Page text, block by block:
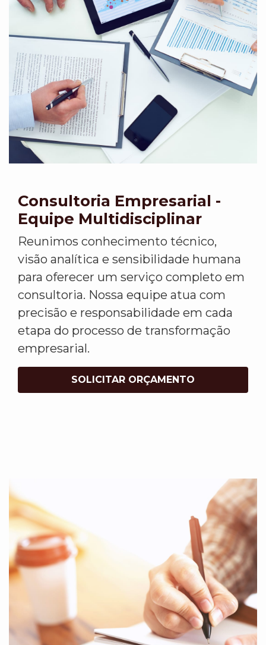
Consultoria Empresarial -
Equipe Multidisciplinar
Reunimos conhecimento técnico,
visão analítica e sensibilidade humana
para oferecer um serviço completo em
consultoria. Nossa equipe atua com
precisão e responsabilidade em cada
etapa do processo de transformação
empresarial.
SOLICITAR ORÇAMENTO